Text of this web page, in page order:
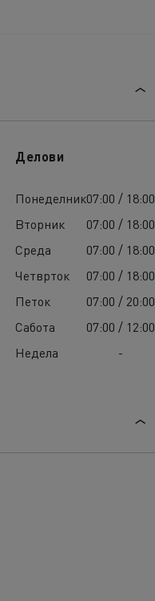
Делови
Понеделник07:00 / 18:00
Вторник
07:00 / 18:00
Среда
07:00 / 18:00
Четврток
07:00 / 18:00
Петок
07:00 / 20:00
Сабота
07:00 / 12:00
Недела
-